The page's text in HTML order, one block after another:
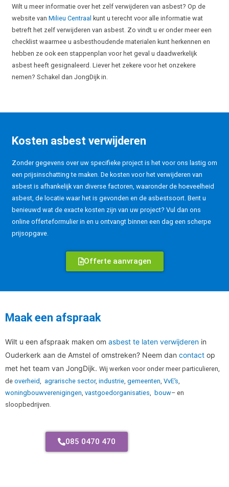
Wilt u meer informatie over het zelf verwijderen van asbest? Op de
website van Milieu Centraal kunt u terecht voor alle informatie wat
betreft het zelf verwijderen van asbest. Zo vindt u er onder meer een
checklist waarmee u asbesthoudende materialen kunt herkennen en
hebben ze ook een stappenplan voor het geval u daadwerkelijk
asbest heeft gesignaleerd. Liever het zekere voor het onzekere
nemen? Schakel dan JongDijk in.
Kosten asbest verwijderen
Zonder gegevens over uw specifieke project is het voor ons lastig om
een prijsinschatting te maken. De kosten voor het verwijderen van
asbest is afhankelijk van diverse factoren, waaronder de hoeveelheid
asbest, de locatie waar het is gevonden en de asbestsoort. Bent u
benieuwd wat de exacte kosten zijn van uw project? Vul dan ons
online offerteformulier in en u ontvangt binnen een dag een scherpe
prijsopgave.
Offerte aanvragen
Maak een afspraak
Wilt u een afspraak maken om asbest te laten verwijderen in
Ouderkerk aan de Amstel of omstreken? Neem dan contact op
met het team van JongDijk. Wij werken voor onder meer particulieren,
de overheid agrarische sector, industrie gemeenten VvE’s
woningbouwverenigingen vastgoedorganisaties bouw– en
sloopbedrijven.
085 0470 470